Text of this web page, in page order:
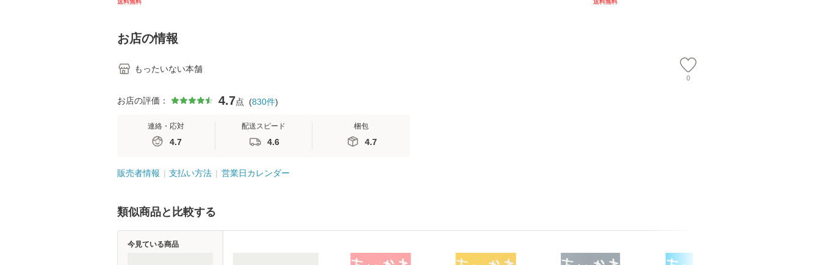
堂 [単行
送料無料
送料無料
お店の情報
もったいない本舗
0
お店の評価： 4.7点 (830件)
連絡・応対
4.7
配送スピード
4.6
梱包
4.7
販売者情報 支払い方法 営業日カレンダー
類似商品と比較する
今見ている商品